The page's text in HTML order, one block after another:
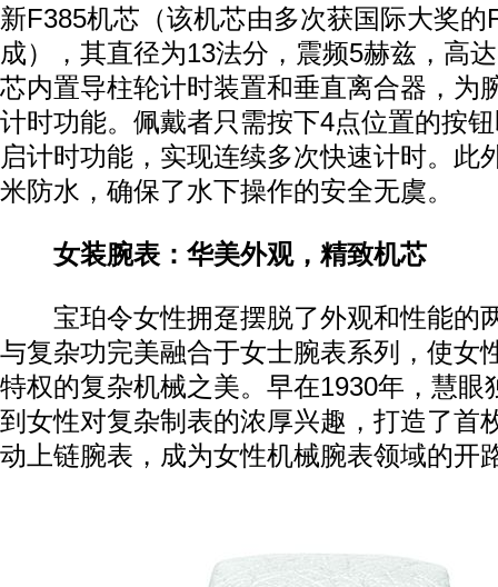
新F385机芯（该机芯由多次获国际大奖的
成），其直径为13法分，震频5赫兹，高
芯内置导柱轮计时装置和垂直离合器，为
计时功能。佩戴者只需按下4点位置的按
启计时功能，实现连续多次快速计时。此
米防水，确保了水下操作的安全无虞。
女装腕表：华美外观，精致机芯
宝珀令女性拥趸摆脱了外观和性能的
与复杂功完美融合于女士腕表系列，使女
特权的复杂机械之美。早在1930年，慧眼
到女性对复杂制表的浓厚兴趣，打造了首
动上链腕表，成为女性机械腕表领域的开